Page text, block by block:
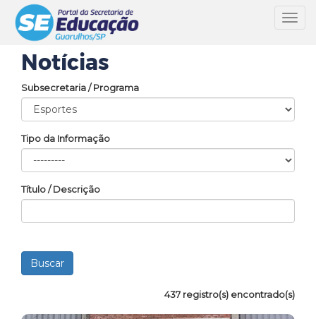
Notícias
Subsecretaria / Programa
Tipo da Informação
Título / Descrição
437 registro(s) encontrado(s)